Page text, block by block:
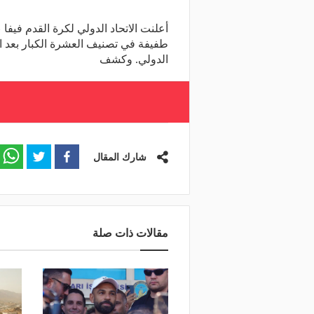
أعلنت الاتحاد الدولي لكرة القدم
طفيفة في تصنيف العشرة الكبار بعد
الدولي. وكشف
شارك المقال
مقالات ذات صلة